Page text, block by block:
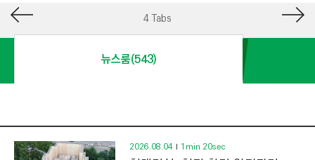
I
N
O
N
4 Tabs
뉴스룸(543)
2026.08.04 1min 20sec